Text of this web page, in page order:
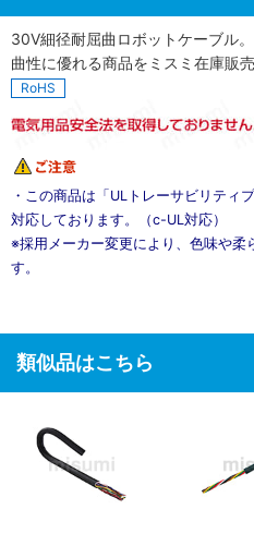
30V細径耐屈曲ロボットケーブル
曲性に優れる商品をミスミ在庫販売
RoHS
・この商品は「ULトレーサビリティ
対応しております。（c-UL対応）
※採用メーカー変更により、色味や柔
す。
類似品はこちら